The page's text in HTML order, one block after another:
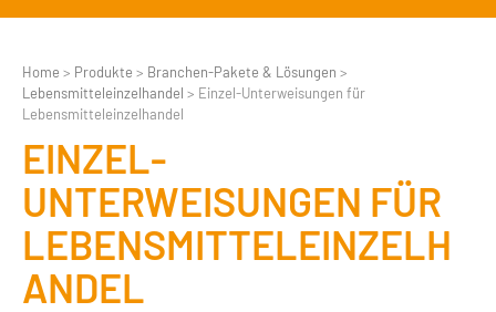
Home > Produkte > Branchen-Pakete & Lösungen >
Lebensmitteleinzelhandel > Einzel-Unterweisungen für
Lebensmitteleinzelhandel
EINZEL-
UNTERWEISUNGEN FÜR
LEBENSMITTELEINZELH
ANDEL